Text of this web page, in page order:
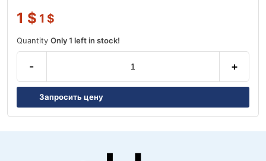
1 $ 1 $
Quantity Only 1 left in stock!
- +
Запросить цену